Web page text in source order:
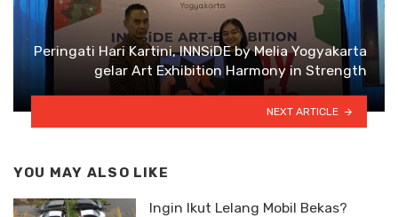
Peringati Hari Kartini, INNSiDE by Melia Yogyakarta
gelar Art Exhibition Harmony in Strength
NEXT ARTICLE
YOU MAY ALSO LIKE
Ingin Ikut Lelang Mobil Bekas?